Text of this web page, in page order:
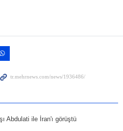
Abdulati ile İran'ı görüştü